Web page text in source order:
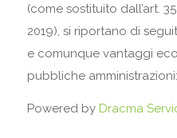
(come sostituito dall’art.
2019), si riportano di
e comunque vantaggi
pubbliche amministrazioni:
Powered by Dracma